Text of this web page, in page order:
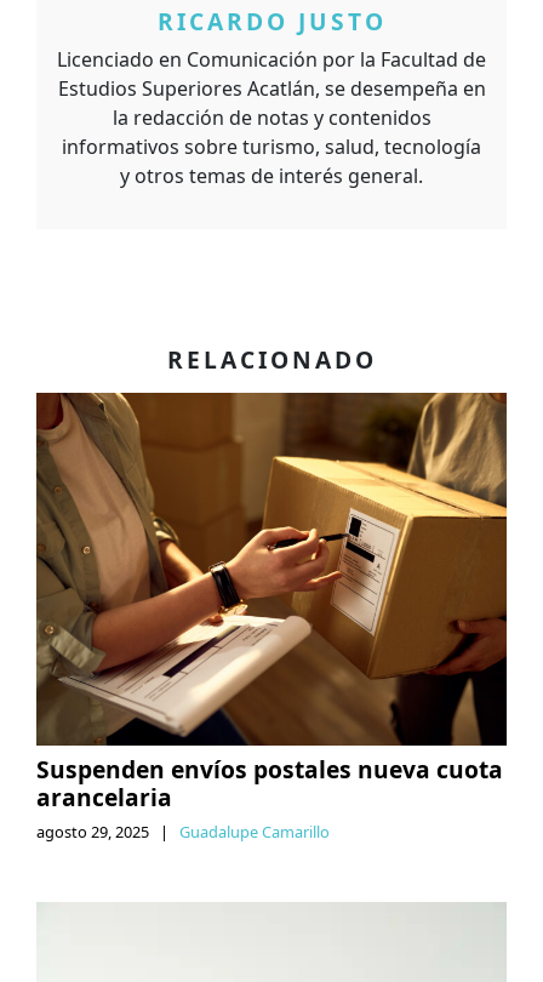
RICARDO JUSTO
Licenciado en Comunicación por la Facultad de
Estudios Superiores Acatlán, se desempeña en
la redacción de notas y contenidos
informativos sobre turismo, salud, tecnología
y otros temas de interés general.
RELACIONADO
Suspenden envíos postales nueva cuota
arancelaria
agosto 29, 2025 | Guadalupe Camarillo